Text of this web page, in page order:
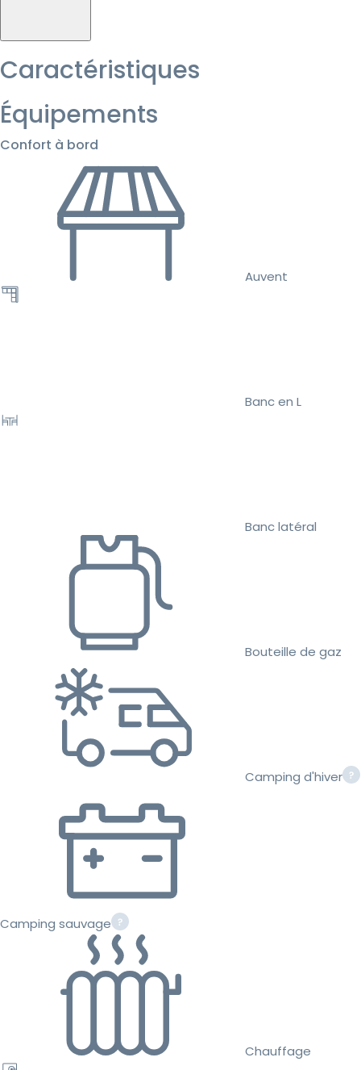
Caractéristiques
Équipements
Confort à bord
Auvent
Banc en L
Banc latéral
Bouteille de gaz
Camping d'hiver
Camping sauvage
Chauffage